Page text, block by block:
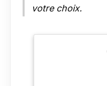
votre choix.